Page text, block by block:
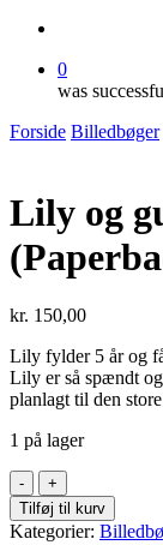
0
was
Forside Billedbøger
Lily og
kr. 150,00
Lily fylder 5 år og
Lily er så spændt
planlagt til den
1 på lager
Lily
og
guldfodbolden
Tilføj til kurv
Kategorier: